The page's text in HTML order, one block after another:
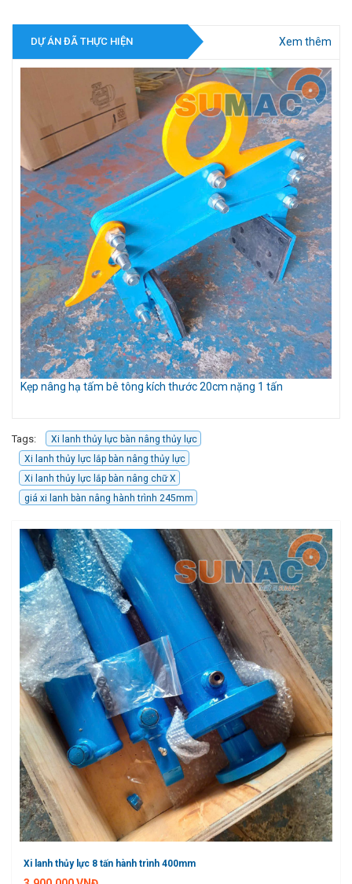
DỰ ÁN ĐÃ THỰC HIỆN Xem thêm
Kẹp nâng hạ tấm bê tông kích thước 20cm nặng 1 tấn
Tags:
Xi lanh thủy lực bàn nâng thủy lực
Xi lanh thủy lực lắp bàn nâng thủy lực
Xi lanh thủy lực lắp bàn nâng chữ X
giá xi lanh bàn nâng hành trình 245mm
Xi lanh thủy lực 8 tấn hành trình 400mm